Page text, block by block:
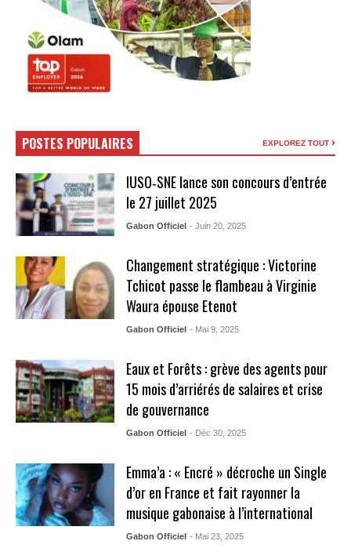
POSTES POPULAIRES EXPLOREZ TOUT
IUSO‑SNE lance son concours d’entrée
le 27 juillet 2025
Gabon Officiel - Juin 20, 2025
Changement stratégique : Victorine
Tchicot passe le flambeau à Virginie
Waura épouse Etenot
Gabon Officiel - Mai 9, 2025
Eaux et Forêts : grève des agents pour
15 mois d’arriérés de salaires et crise
de gouvernance
Gabon Officiel - Déc 30, 2025
Emma’a : « Encré » décroche un Single
d’or en France et fait rayonner la
musique gabonaise à l’international
Gabon Officiel - Mai 23, 2025